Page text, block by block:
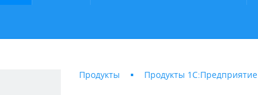
Продукты Продукты 1С:Предприятие